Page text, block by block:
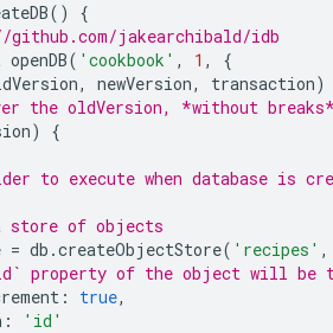
()
{
jakearchibald/idb
openDB( 'cookbook' , 1 ,
{
, newVersion, transaction)
the oldVersion, *without
)
{
to execute when database is
store of objects
= db .createObjectStore( 'recipes' ,
property of the object will be
: true,
:
'id'